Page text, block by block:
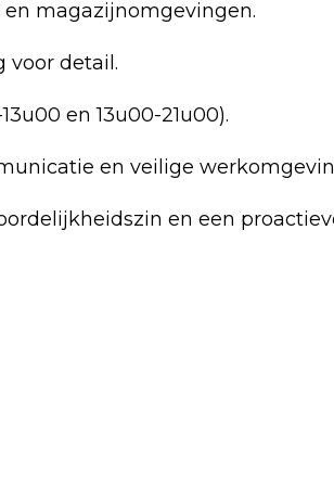
magazijnomgevingen.
voor detail.
en 13u00-21u00).
en veilige
en een